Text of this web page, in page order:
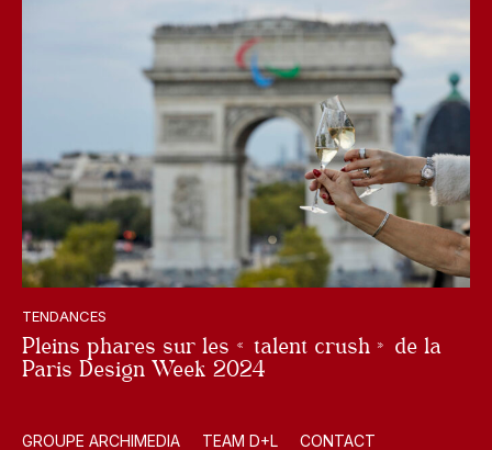
TENDANCES
Pleins phares sur les « talent crush » de la
Paris Design Week 2024
GROUPE ARCHIMEDIA TEAM D+L CONTACT